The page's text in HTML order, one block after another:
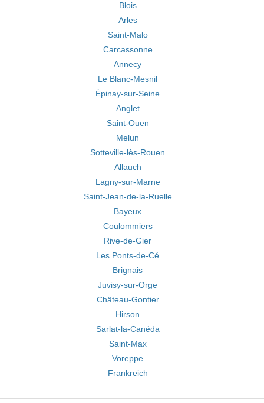
Blois
Arles
Saint-Malo
Carcassonne
Annecy
Le Blanc-Mesnil
Épinay-sur-Seine
Anglet
Saint-Ouen
Melun
Sotteville-lès-Rouen
Allauch
Lagny-sur-Marne
Saint-Jean-de-la-Ruelle
Bayeux
Coulommiers
Rive-de-Gier
Les Ponts-de-Cé
Brignais
Juvisy-sur-Orge
Château-Gontier
Hirson
Sarlat-la-Canéda
Saint-Max
Voreppe
Frankreich